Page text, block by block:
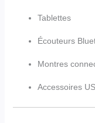
Tablettes
Écouteurs
Montres
Accessoires